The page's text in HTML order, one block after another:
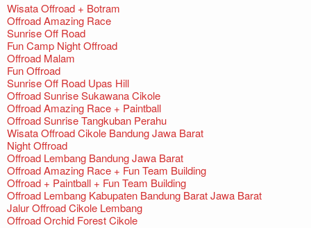
Wisata Offroad + Botram
Offroad Amazing Race
Sunrise Off Road
Fun Camp Night Offroad
Offroad Malam
Fun Offroad
Sunrise Off Road Upas Hill
Offroad Sunrise Sukawana Cikole
Offroad Amazing Race + Paintball
Offroad Sunrise Tangkuban Perahu
Wisata Offroad Cikole Bandung Jawa Barat
Night Offroad
Offroad Lembang Bandung Jawa Barat
Offroad Amazing Race + Fun Team Building
Offroad + Paintball + Fun Team Building
Offroad Lembang Kabupaten Bandung Barat Jawa Barat
Jalur Offroad Cikole Lembang
Offroad Orchid Forest Cikole